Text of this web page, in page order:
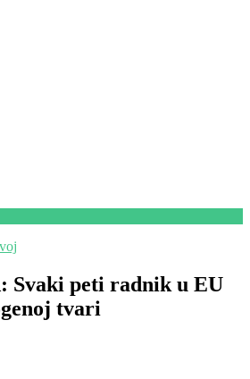
Svaki peti radnik u EU
tvari